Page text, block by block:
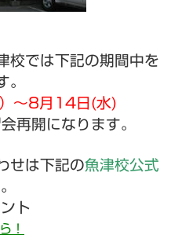
校では下記の期間中を
。
）～8月14 日(水)
再開になります。
せは下記の魚津校公式
ト
！